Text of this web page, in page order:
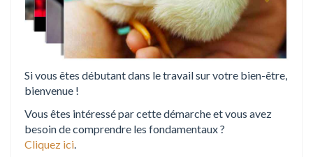
Si vous êtes débutant dans le travail sur votre bien-être,
bienvenue !
Vous êtes intéressé par cette démarche et vous avez
besoin de comprendre les fondamentaux ?
Cliquez ici